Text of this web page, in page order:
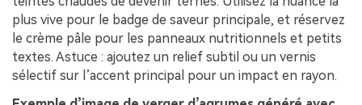
plus vive pour le badge de saveur principale, et réservez
le crème pâle pour les panneaux nutritionnels et petits
textes. Astuce : ajoutez un relief subtil ou un vernis
sélectif sur l’accent principal pour un impact en rayon.